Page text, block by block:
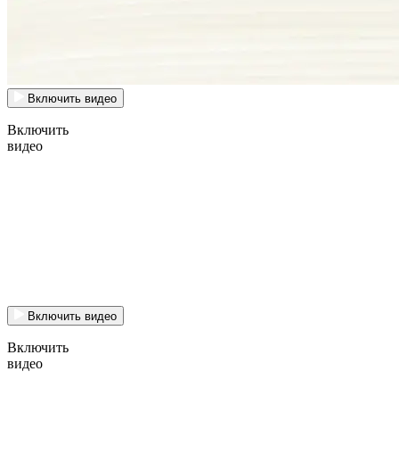
Включить видео
Включить
видео
Включить видео
Включить
видео